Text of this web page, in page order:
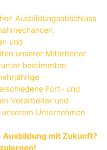
Ausbildungsabschluss
und
unserer Mitarbeiter
bestimmten
Fort- und
Vorarbeiter und
Unternehmen
mit Zukunft?